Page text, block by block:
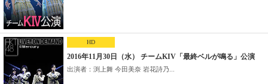
HD
2016年11月30日（水） チームKIV「最終ベルが鳴る」公演
出演者：渕上舞 今田美奈 岩花詩乃...